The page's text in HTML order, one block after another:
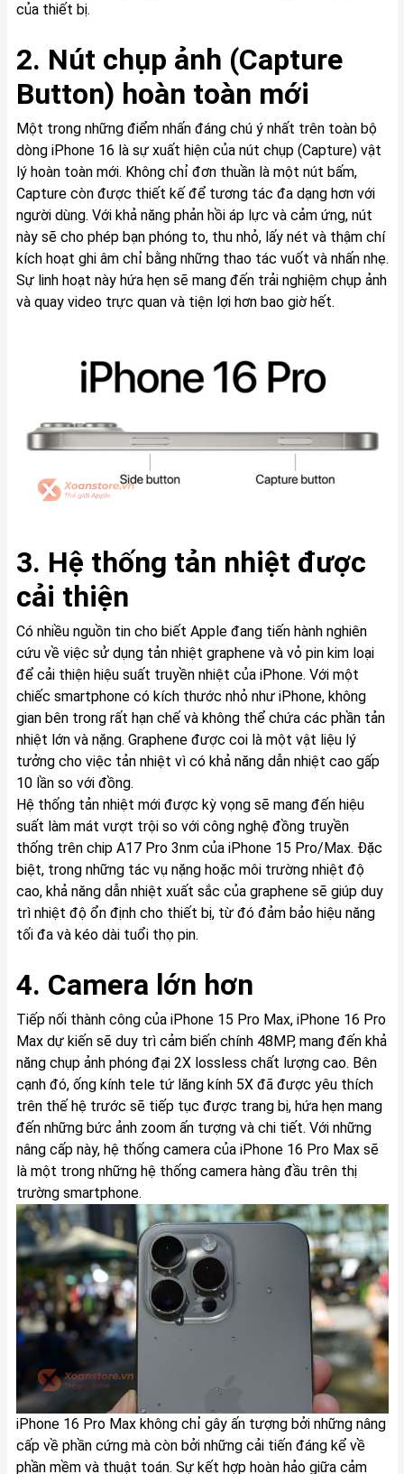
của thiết bị.
2. Nút chụp ảnh (Capture
Button) hoàn toàn mới
Một trong những điểm nhấn đáng chú ý nhất trên toàn bộ
dòng iPhone 16 là sự xuất hiện của nút chụp (Capture) vật
lý hoàn toàn mới. Không chỉ đơn thuần là một nút bấm,
Capture còn được thiết kế để tương tác đa dạng hơn với
người dùng. Với khả năng phản hồi áp lực và cảm ứng, nút
này sẽ cho phép bạn phóng to, thu nhỏ, lấy nét và thậm chí
kích hoạt ghi âm chỉ bằng những thao tác vuốt và nhấn nhẹ.
Sự linh hoạt này hứa hẹn sẽ mang đến trải nghiệm chụp ảnh
và quay video trực quan và tiện lợi hơn bao giờ hết.
3. Hệ thống tản nhiệt được
cải thiện
Có nhiều nguồn tin cho biết Apple đang tiến hành nghiên
cứu về việc sử dụng tản nhiệt graphene và vỏ pin kim loại
để cải thiện hiệu suất truyền nhiệt của iPhone. Với một
chiếc smartphone có kích thước nhỏ như iPhone, không
gian bên trong rất hạn chế và không thể chứa các phần tản
nhiệt lớn và nặng. Graphene được coi là một vật liệu lý
tưởng cho việc tản nhiệt vì có khả năng dẫn nhiệt cao gấp
10 lần so với đồng.
Hệ thống tản nhiệt mới được kỳ vọng sẽ mang đến hiệu
suất làm mát vượt trội so với công nghệ đồng truyền
thống trên chip A17 Pro 3nm của iPhone 15 Pro/Max. Đặc
biệt, trong những tác vụ nặng hoặc môi trường nhiệt độ
cao, khả năng dẫn nhiệt xuất sắc của graphene sẽ giúp duy
trì nhiệt độ ổn định cho thiết bị, từ đó đảm bảo hiệu năng
tối đa và kéo dài tuổi thọ pin.
4. Camera lớn hơn
Tiếp nối thành công của iPhone 15 Pro Max, iPhone 16 Pro
Max dự kiến sẽ duy trì cảm biến chính 48MP, mang đến khả
năng chụp ảnh phóng đại 2X lossless chất lượng cao. Bên
cạnh đó, ống kính tele tứ lăng kính 5X đã được yêu thích
trên thế hệ trước sẽ tiếp tục được trang bị, hứa hẹn mang
đến những bức ảnh zoom ấn tượng và chi tiết. Với những
nâng cấp này, hệ thống camera của iPhone 16 Pro Max sẽ
là một trong những hệ thống camera hàng đầu trên thị
trường smartphone.
iPhone 16 Pro Max không chỉ gây ấn tượng bởi những nâng
cấp về phần cứng mà còn bởi những cải tiến đáng kể về
phần mềm và thuật toán. Sự kết hợp hoàn hảo giữa cảm